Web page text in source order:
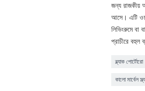
জন্য রাজকীয়
আসে। এটি
লিভিংরুমে বা
প্রাচীরে বহুল
ব্ল্যাক পোর্টোরো
কালো মার্বেল